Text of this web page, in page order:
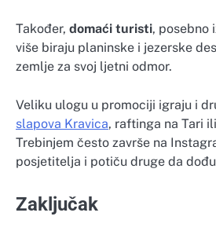
Također, domaći turisti, posebno
više biraju planinske i jezerske
zemlje za svoj ljetni odmor.
Veliku ulogu u promociji igraju i
slapova Kravica, raftinga na Tari
Trebinjem često završe na
posjetitelja i potiču druge da
Zaključak